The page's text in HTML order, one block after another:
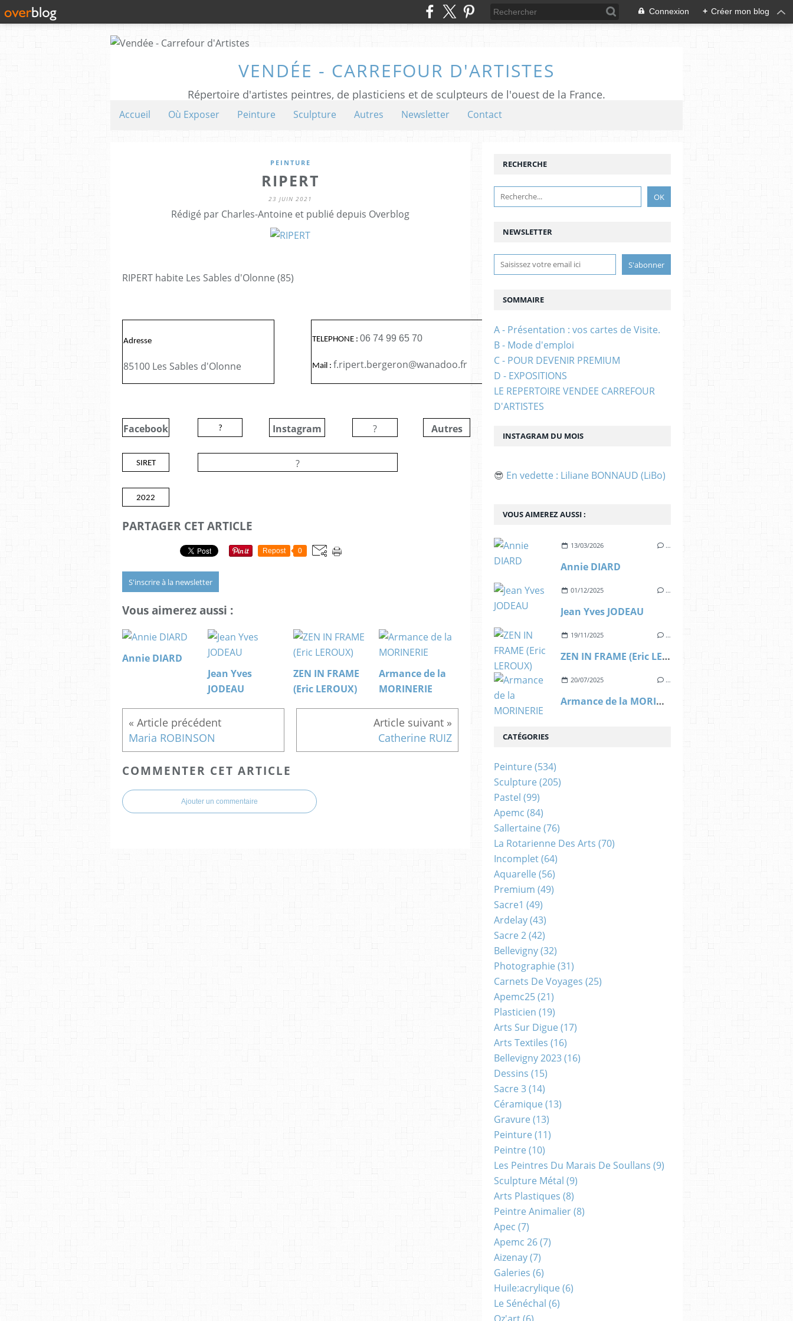
Connexion + Créer mon blog
VENDÉE - CARREFOUR D'ARTISTES
Répertoire d'artistes peintres, de plasticiens et de sculpteurs de l'ouest de la France.
Accueil Où Exposer Peinture Sculpture Autres Newsletter Contact
PEINTURE
RIPERT
23 JUIN 2021
Rédigé par Charles-Antoine et publié depuis Overblog
RIPERT habite Les Sables d'Olonne (85)
Adresse
85100 Les Sables d'Olonne
TELEPHONE : 06 74 99 65 70
Mail : f.ripert.bergeron@wanadoo.fr
Facebook ? Instagram ? Autres
SIRET ?
2022
PARTAGER CET ARTICLE
Repost 0
S'inscrire à la newsletter
Vous aimerez aussi :
Annie DIARD
Jean Yves
JODEAU
ZEN IN FRAME
(Eric LEROUX)
Armance de la
MORINERIE
Maria ROBINSON Catherine RUIZ
COMMENTER CET ARTICLE
Ajouter un commentaire
NEWSLETTER
RECHERCHE
VOUS AIMEREZ AUSSI :
13/03/2026 …
Annie DIARD
01/12/2025 …
Jean Yves JODEAU
19/11/2025 …
ZEN IN FRAME (Eric LEROUX)
20/07/2025 …
Armance de la MORINERIE
SOMMAIRE
A - Présentation : vos cartes de Visite.
B - Mode d'emploi
C - POUR DEVENIR PREMIUM
D - EXPOSITIONS
LE REPERTOIRE VENDEE CARREFOUR
D'ARTISTES
CATÉGORIES
Peinture (534)
Sculpture (205)
Pastel (99)
Apemc (84)
Sallertaine (76)
La Rotarienne Des Arts (70)
Incomplet(64)
Aquarelle (56)
Premium (49)
Sacre1 (49)
Ardelay(43)
Sacre 2(42)
Bellevigny(32)
Photographie (31)
Carnets De Voyages (25)
Apemc25(21)
Plasticien (19)
Arts Sur Digue (17)
Arts Textiles (16)
Bellevigny 2023(16)
Dessins (15)
Sacre 3(14)
Céramique (13)
Gravure (13)
Peinture (11)
Peintre (10)
Les Peintres Du Marais De Soullans (9)
Sculpture Métal (9)
Arts Plastiques (8)
Peintre Animalier(8)
Apec (7)
Apemc 26(7)
Aizenay(7)
Galeries (6)
Huile:acrylique (6)
Le Sénéchal (6)
INSTAGRAM DU MOIS
😎 En vedette : Liliane BONNAUD (LiBo)